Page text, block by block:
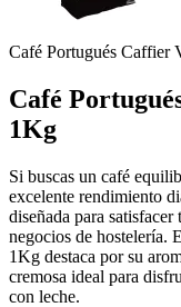
Café Portugués Caffier
Café
1Kg
Si buscas un café
excelente rendimiento
diseñada para
negocios de hostelería.
1Kg destaca por su
cremosa ideal para
con leche.